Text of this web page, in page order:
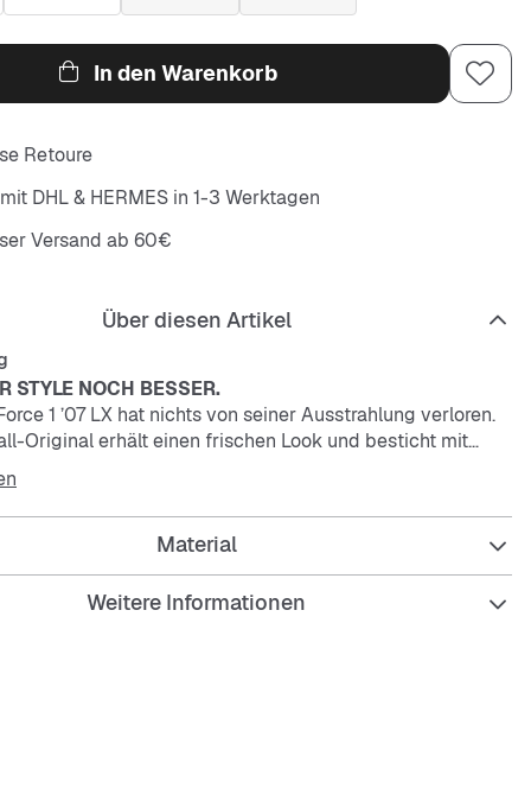
In den Warenkorb
Retoure
DHL & HERMES in 1-3 Werktagen
Versand ab 60€
Über diesen Artikel
STYLE NOCH BESSER.
1 ’07 LX hat nichts von seiner Ausstrahlung verloren.
Original erhält einen frischen Look und besticht mit
geschmeidigem Leder, auffälligen Farben und dem
das dir Glanz verleiht.
Innensohle und das Fersenlogo stehen für Frauen-
ihren Durchbruch im Sport.
Lederüberzüge verleihen dem Obermaterial traditionellen
Material
Weitere Informationen